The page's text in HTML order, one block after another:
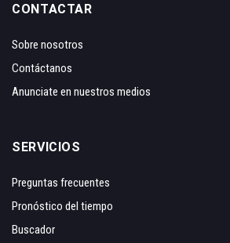
CONTACTAR
Sobre nosotros
Contáctanos
Anunciate en nuestros medios
SERVICIOS
Preguntas frecuentes
Pronóstico del tiempo
Buscador